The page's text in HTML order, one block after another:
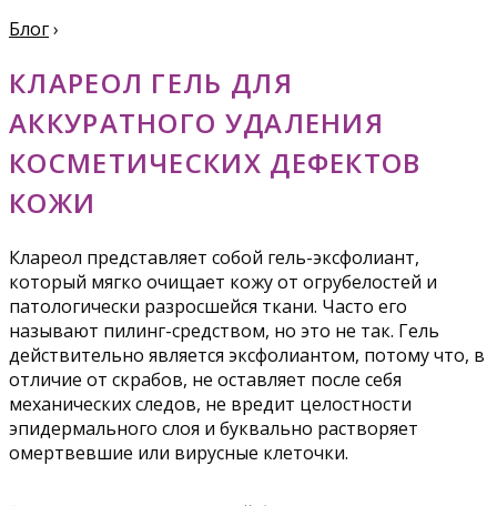
Блог›
КЛАРЕОЛ ГЕЛЬ ДЛЯ
АККУРАТНОГО УДАЛЕНИЯ
КОСМЕТИЧЕСКИХ ДЕФЕКТОВ
КОЖИ
Клареол представляет собой гель-эксфолиант,
который мягко очищает кожу от огрубелостей и
патологически разросшейся ткани. Часто его
называют пилинг-средством, но это не так. Гель
действительно является эксфолиантом, потому что, в
отличие от скрабов, не оставляет после себя
механических следов, не вредит целостности
эпидермального слоя и буквально растворяет
омертвевшие или вирусные клеточки.